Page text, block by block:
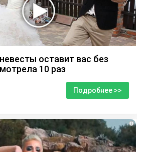
оставит вас без
10 раз
Подробнее >>
i